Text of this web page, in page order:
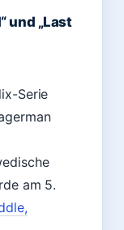
und „Last
Serie
am 5.